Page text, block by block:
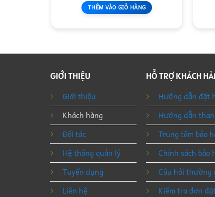
THÊM VÀO GIỎ HÀNG
GIỚI THIỆU
Giới thiệu
Khách hàng
Đối tác
Hệ thống quản lý
Tuyển dụng
Liên hệ
HỖ TRỢ KHÁCH
Hướng dẫn đặt
Hướng dẫn
Trung tâm bảo
Chính sách bảo
Câu hỏi thường
Kiểm tra đơn